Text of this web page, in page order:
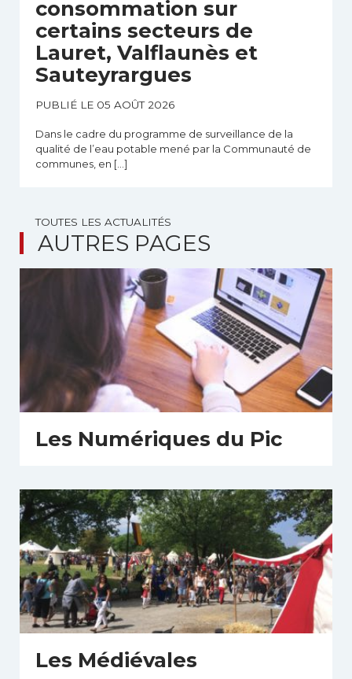
consommation sur
certains secteurs de
Lauret, Valflaunès et
Sauteyrargues
PUBLIÉ LE 05 AOÛT 2026
Dans le cadre du programme de surveillance de la
qualité de l’eau potable mené par la Communauté de
communes, en […]
TOUTES LES ACTUALITÉS
AUTRES PAGES
Les Numériques du Pic
Les Médiévales